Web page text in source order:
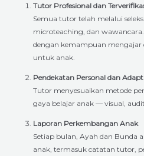
Tutor Profesional dan
Semua tutor telah melalui
microteaching, dan
dengan kemampuan
untuk anak.
Pendekatan Personal dan
Tutor menyesuaikan metode
gaya belajar anak — visual,
Laporan Perkembangan Anak
Setiap bulan, Ayah dan Bunda
anak, termasuk catatan tutor,